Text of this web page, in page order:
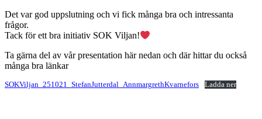
Det var god uppslutning och vi fick många bra och intressanta
frågor.
Tack för ett bra initiativ SOK Viljan!
Ta gärna del av vår presentation här nedan och där hittar du också
många bra länkar
SOKViljan_251021_StefanJutterdal_AnnmargrethKvarnefors Ladda ner